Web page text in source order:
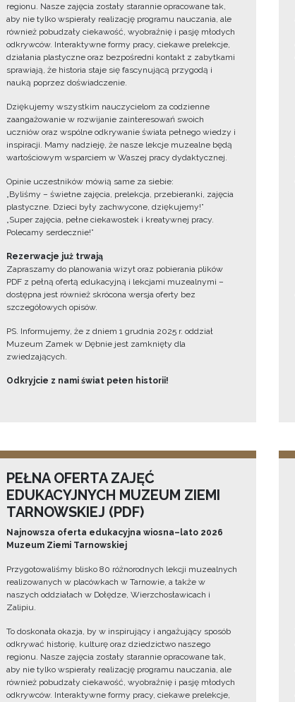
regionu. Nasze zajęcia zostały starannie opracowane tak,
aby nie tylko wspierały realizację programu nauczania, ale
również pobudzały ciekawość, wyobraźnię i pasję młodych
odkrywców. Interaktywne formy pracy, ciekawe prelekcje,
działania plastyczne oraz bezpośredni kontakt z zabytkami
sprawiają, że historia staje się fascynującą przygodą i
nauką poprzez doświadczenie.
Dziękujemy wszystkim nauczycielom za codzienne
zaangażowanie w rozwijanie zainteresowań swoich
uczniów oraz wspólne odkrywanie świata pełnego wiedzy i
inspiracji. Mamy nadzieję, że nasze lekcje muzealne będą
wartościowym wsparciem w Waszej pracy dydaktycznej.
Opinie uczestników mówią same za siebie:
„Byliśmy – świetne zajęcia, prelekcja, przebieranki, zajęcia
plastyczne. Dzieci były zachwycone, dziękujemy!”
„Super zajęcia, pełne ciekawostek i kreatywnej pracy.
Polecamy serdecznie!”
Rezerwacje już trwają
Zapraszamy do planowania wizyt oraz pobierania plików
PDF z pełną ofertą edukacyjną i lekcjami muzealnymi –
dostępna jest również skrócona wersja oferty bez
szczegółowych opisów.
PS. Informujemy, że z dniem 1 grudnia 2025 r. oddział
Muzeum Zamek w Dębnie jest zamknięty dla
zwiedzających.
Odkryjcie z nami świat pełen historii!
PEŁNA OFERTA ZAJĘĆ
EDUKACYJNYCH MUZEUM ZIEMI
TARNOWSKIEJ (PDF)
Najnowsza oferta edukacyjna wiosna–lato 2026
Muzeum Ziemi Tarnowskiej
Przygotowaliśmy blisko 80 różnorodnych lekcji muzealnych
realizowanych w placówkach w Tarnowie, a także w
naszych oddziałach w Dołędze, Wierzchosławicach i
Zalipiu.
To doskonała okazja, by w inspirujący i angażujący sposób
odkrywać historię, kulturę oraz dziedzictwo naszego
regionu. Nasze zajęcia zostały starannie opracowane tak,
aby nie tylko wspierały realizację programu nauczania, ale
również pobudzały ciekawość, wyobraźnię i pasję młodych
odkrywców. Interaktywne formy pracy, ciekawe prelekcje,